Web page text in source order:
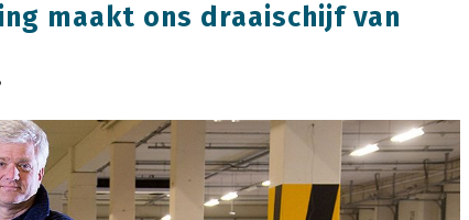
maakt ons draaischijf van